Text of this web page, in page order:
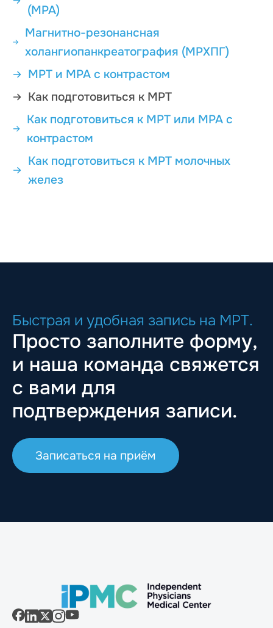
(МРА)
Магнитно-резонансная
холангиопанкреатография (МРХПГ)
МРТ и МРА с контрастом
Как подготовиться к МРТ
Как подготовиться к МРТ или МРА с
контрастом
Как подготовиться к МРТ молочных
желез
Быстрая и удобная запись на МРТ.
Просто заполните форму,
и наша команда свяжется
с вами для
подтверждения записи.
Записаться на приём